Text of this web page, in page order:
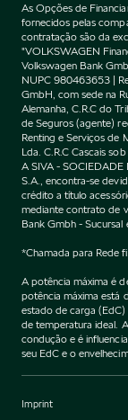
As Opções de
fornecidos pelas
contratação são da
"VOLKSWAGEN
Volkswagen Bank
NUPC 980463653 |
GmbH, com sede na
Alemanha, C.R.C do
de Seguros (agente)
Renting e Serviços de
Lda. C.R.C Cascais
A SIVA -
S.A., encontra-se
crédito a título
mediante contrato de
Bank Gmbh -
*Chamada para Rede
A potência máxima é
potência máxima está
estado de carga
de temperatura ideal.
condução e é
seu EdC e o
Imprint